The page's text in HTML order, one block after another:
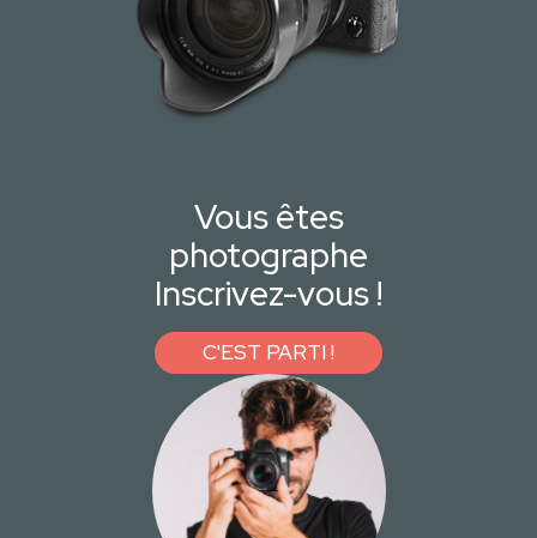
Vous êtes
photographe
Inscrivez-vous !
C'EST PARTI !